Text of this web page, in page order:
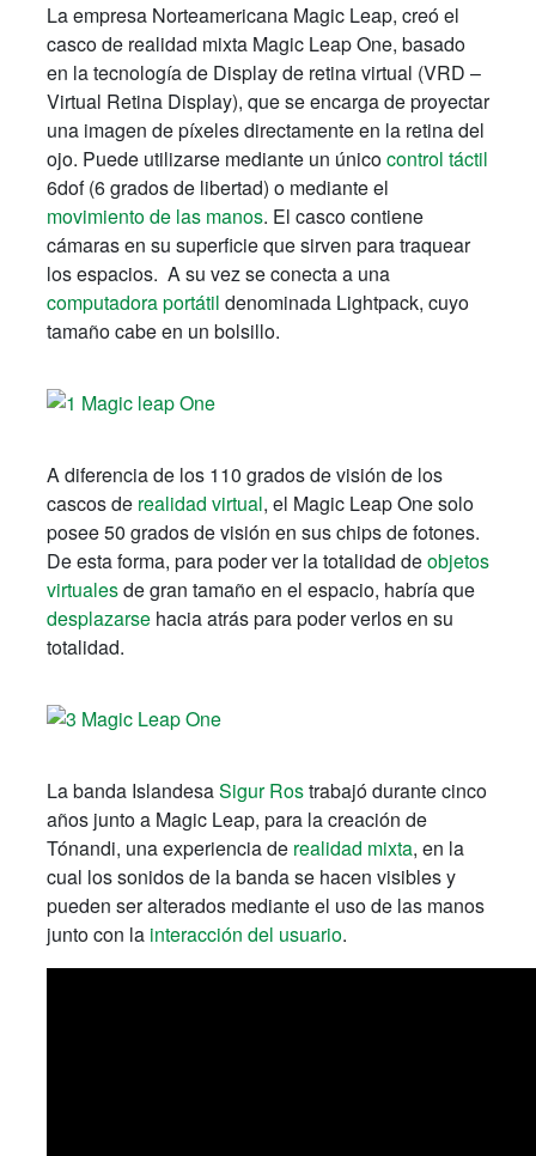
La empresa Norteamericana Magic Leap, creó el
casco de realidad mixta Magic Leap One, basado
en la tecnología de Display de retina virtual (VRD –
Virtual Retina Display), que se encarga de proyectar
una imagen de píxeles directamente en la retina del
ojo. Puede utilizarse mediante un únicocontrol táctil
6dof (6 grados de libertad) o mediante el
movimiento de las manos. El casco contiene
cámaras en su superficie que sirven para traquear
los espacios. A su vez se conecta a una
computadora portátil denominada Lightpack, cuyo
tamaño cabe en un bolsillo.
A diferencia de los 110 grados de visión de los
cascos de realidad virtual, el Magic Leap One solo
posee 50 grados de visión en sus chips de fotones.
De esta forma, para poder ver la totalidad deobjetos
virtualesde gran tamaño en el espacio, habría que
desplazarse hacia atrás para poder verlos en su
totalidad.
La banda IslandesaSigur Rostrabajó durante cinco
años junto a Magic Leap, para la creación de
Tónandi, una experiencia de realidad mixta, en la
cual los sonidos de la banda se hacen visibles y
pueden ser alterados mediante el uso de las manos
junto con la interacción del usuario.